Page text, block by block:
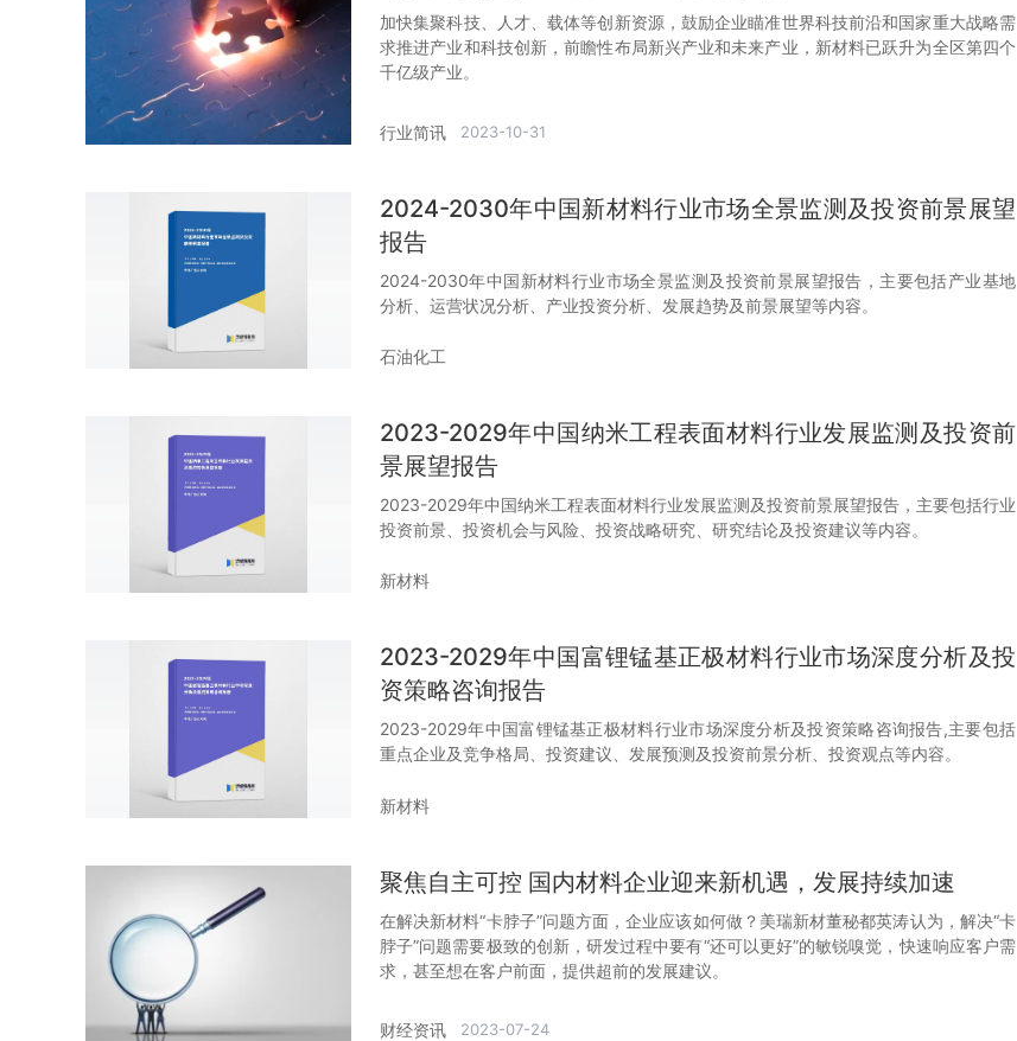
加快集聚科技、人才、载体等创新资源，鼓励企业瞄准世界科技前沿和国家重大战略需
求推进产业和科技创新，前瞻性布局新兴产业和未来产业，新材料已跃升为全区第四个
千亿级产业。
行业简讯 2023-10-31
2024-2030年中国新材料行业市场全景监测及投资前景展望
报告
2024-2030年中国新材料行业市场全景监测及投资前景展望报告，主要包括产业基地
分析、运营状况分析、产业投资分析、发展趋势及前景展望等内容。
石油化工
2023-2029年中国纳米工程表面材料行业发展监测及投资前
景展望报告
2023-2029年中国纳米工程表面材料行业发展监测及投资前景展望报告，主要包括行业
投资前景、投资机会与风险、投资战略研究、研究结论及投资建议等内容。
新材料
2023-2029年中国富锂锰基正极材料行业市场深度分析及投
资策略咨询报告
2023-2029年中国富锂锰基正极材料行业市场深度分析及投资策略咨询报告,主要包括
重点企业及竞争格局、投资建议、发展预测及投资前景分析、投资观点等内容。
新材料
聚焦自主可控 国内材料企业迎来新机遇，发展持续加速
在解决新材料“卡脖子”问题方面，企业应该如何做？美瑞新材董秘都英涛认为，解决“卡
脖子”问题需要极致的创新，研发过程中要有“还可以更好”的敏锐嗅觉，快速响应客户需
求，甚至想在客户前面，提供超前的发展建议。
财经资讯 2023-07-24